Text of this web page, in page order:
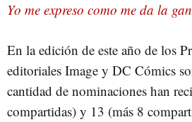
Yo me expreso como me da la
En la edición de este año de los
editoriales Image y DC Cómics
cantidad de nominaciones han
compartidas) y 13 (más 8